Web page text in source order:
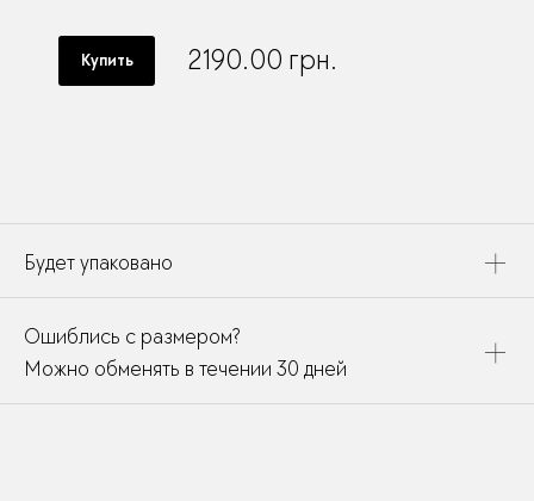
Купить 2190.00 грн.
Будет упаковано
дополнено открыткой, паспортом украшения и
собрано в подарочный пакет
Ошиблись с размером?
Можно обменять в течении 30 дней